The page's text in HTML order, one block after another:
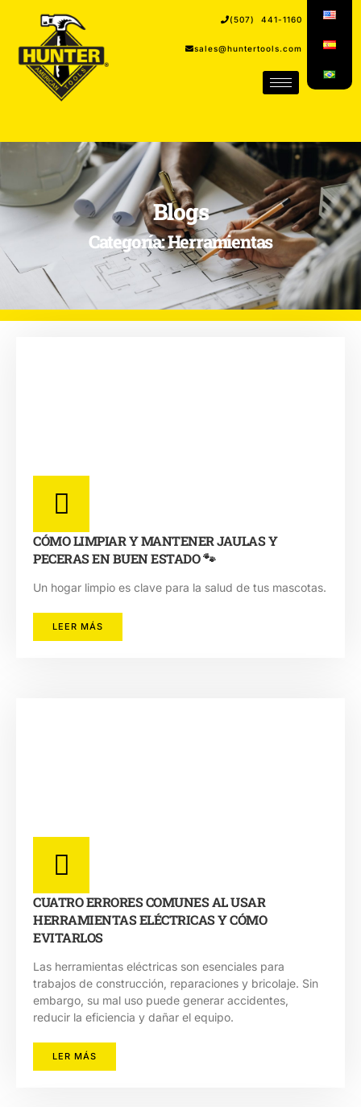
(507) 441-1160
sales@huntertools.com
Blogs
Categoría: Herramientas
CÓMO LIMPIAR Y MANTENER JAULAS Y
PECERAS EN BUEN ESTADO 🐾
Un hogar limpio es clave para la salud de tus mascotas.
LEER MÁS
CUATRO ERRORES COMUNES AL USAR
HERRAMIENTAS ELÉCTRICAS Y CÓMO
EVITARLOS
Las herramientas eléctricas son esenciales para
trabajos de construcción, reparaciones y bricolaje. Sin
embargo, su mal uso puede generar accidentes,
reducir la eficiencia y dañar el equipo.
LER MÁS